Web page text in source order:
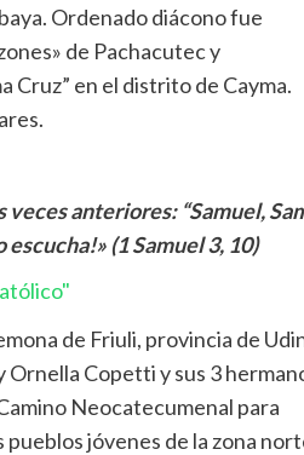
Ordenado diácono fue
de Pachacutec y
Cruz” en el distrito de Cayma.
veces anteriores: “Samuel,
(1 Samuel 3, 10)
de Friuli, provincia de
Copetti y sus 3
Neocatecumenal para
pueblos jóvenes de la zona